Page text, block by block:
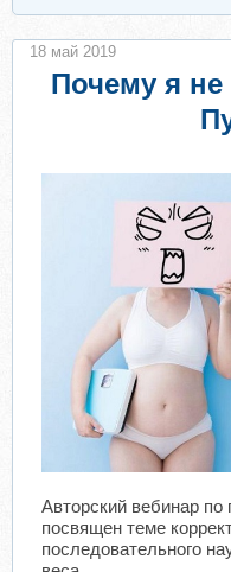
Почему я
Авторский вебинар по
посвящен теме
последовательного
18 май 2019